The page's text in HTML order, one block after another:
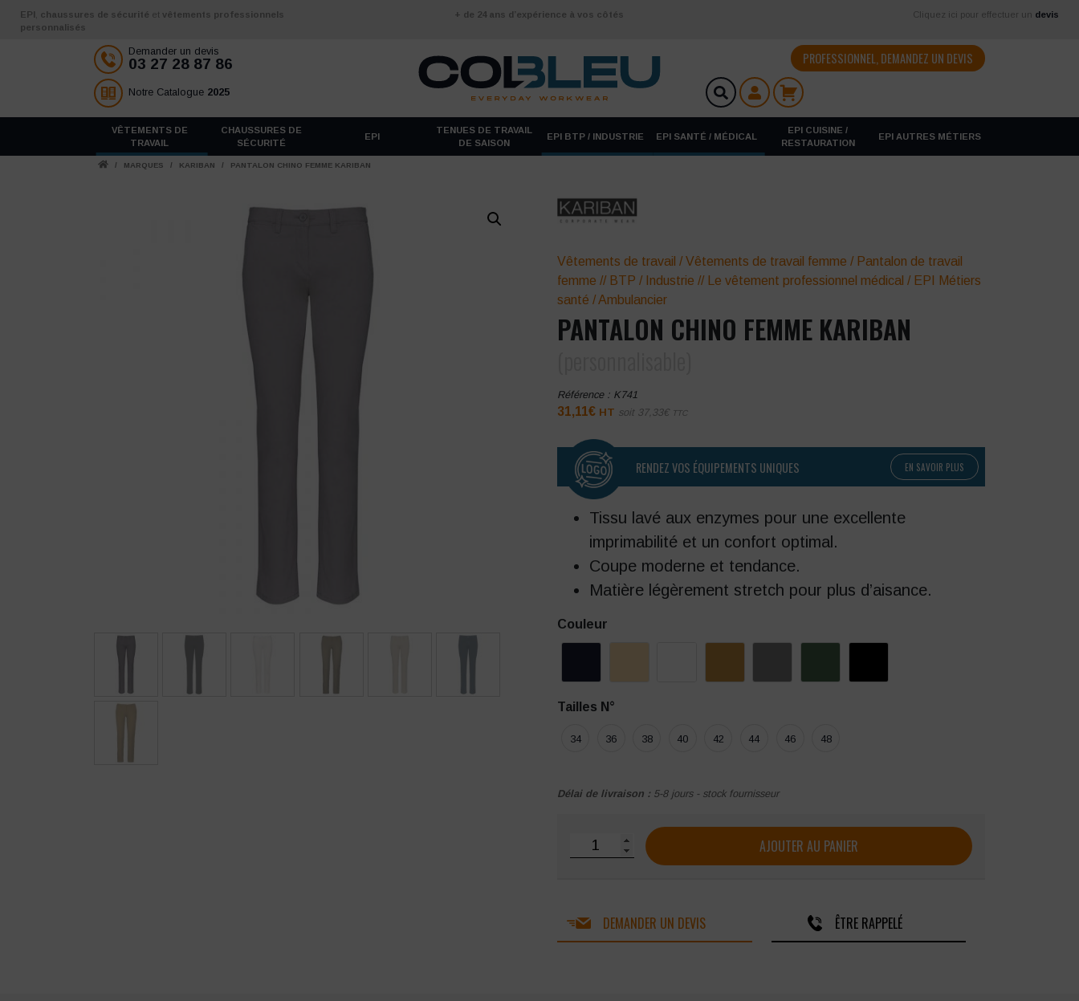
Aller au contenu
EPI chaussures de sécurité et vêtements professionnels
personnalisés
+ de 24 ans d’expérience à vos côtés Cliquez ici pour effectuer un devis
Demander un devis
03 27 28 87 86
Notre Catalogue 2025
PROFESSIONNEL, DEMANDEZ UN DEVIS
VÊTEMENTS DE
TRAVAIL
CHAUSSURES DE
SÉCURITÉ
EPI
TENUES DE TRAVAIL
DE SAISON
EPI BTP / INDUSTRIE EPI SANTÉ / MÉDICAL
EPI CUISINE /
RESTAURATION
EPI AUTRES MÉTIERS
/ MARQUES / KARIBAN / PANTALON CHINO FEMME KARIBAN
Vêtements de travail /Vêtements de travail femme / Pantalon de travail
femme // BTP / Industrie // Le vêtement professionnel médical / EPI Métiers
santé /Ambulancier
PANTALON CHINO FEMME KARIBAN
Référence : K741
31,11€ HT soit 37,33€ TTC
RENDEZ VOS ÉQUIPEMENTS UNIQUES EN SAVOIR PLUS
Tissu lavé aux enzymes pour une excellente
imprimabilité et un confort optimal.
Coupe moderne et tendance.
Matière légèrement stretch pour plus d’aisance.
Couleur
Tailles N°
34 36 38 40 42 44 46 48
Délai de livraison : 5-8 jours - stock fournisseur
quantité de Pantalon chino femme KaribanAJOUTER AU PANIER
DEMANDER UN DEVIS ÊTRE RAPPELÉ